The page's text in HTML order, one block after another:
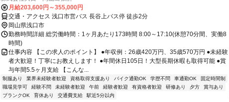
月給203,600円～355,000円
交通・アクセス 浅口市営バス 長谷上バス停 徒歩2分
岡山県浅口市
勤務時間詳細 総労働時間：1ヶ月あたり173時間 8:00～17:10(休憩70分間、実働8
時間)
仕事内容 【この求人のポイント】 ●年収例：26歳420万円、35歳570万円 ●未経験
者大歓迎！丁寧にお教えします！ ●年間休日105日！大型長期休暇も取得可能 ●賞
与年間5.5ヶ月支給 【こんな...
制服あり 業界未経験者歓迎 資格取得支援あり バイク通勤OK 学歴不問 車通勤OK
固定時間制
職場見学可
経験不問 未経験者歓迎 午前 経験者歓迎 有資格者歓迎 研修あり 夕方
賞与あり
ブランクOK
育休あり 交通費支給 駅近5分以内